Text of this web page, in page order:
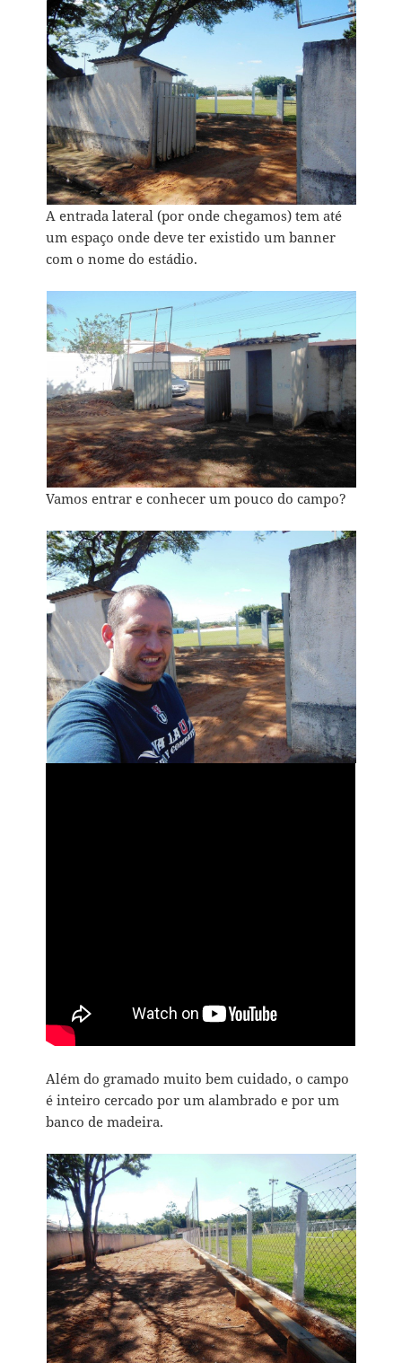
A entrada lateral (por onde chegamos) tem até
um espaço onde deve ter existido um banner
com o nome do estádio.
Vamos entrar e conhecer um pouco do campo?
Além do gramado muito bem cuidado, o campo
é inteiro cercado por um alambrado e por um
banco de madeira.